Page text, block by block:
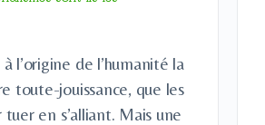
l’origine de l’humanité la
toute-jouissance, que les
en s’alliant. Mais une